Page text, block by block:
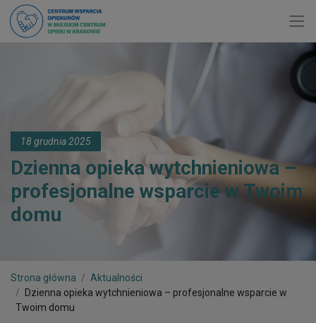
18 grudnia 2025
Dzienna opieka wytchnieniowa –
profesjonalne wsparcie w Twoim
domu
Strona główna
Aktualności
Dzienna opieka wytchnieniowa – profesjonalne wsparcie w
Twoim domu